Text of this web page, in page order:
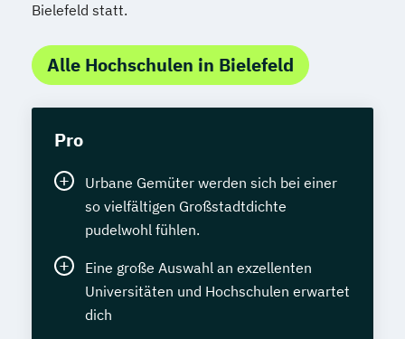
Bielefeld statt.
Alle Hochschulen in Bielefeld
Pro
Urbane Gemüter werden sich bei einer
so vielfältigen Großstadtdichte
pudelwohl fühlen.
Eine große Auswahl an exzellenten
Universitäten und Hochschulen erwartet
dich